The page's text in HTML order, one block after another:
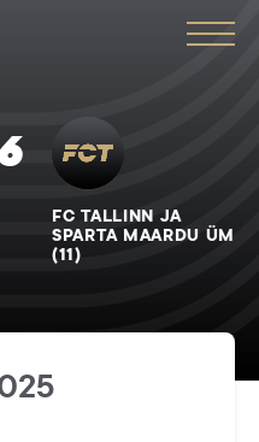
FC TALLINN JA
SPARTA MAARDU ÜM
(11)